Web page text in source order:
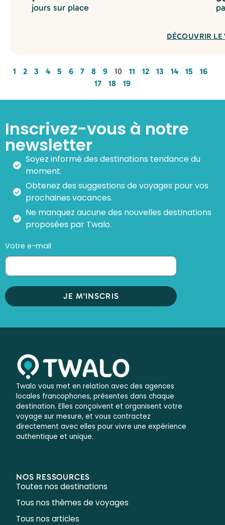
jours sur place
DÉCOUVRIR LE
1 2 3 4 5 6 7 8 9 10 11 12 13 14 15
16
17
18 19
Inscrivez-vous à notre
newsletter
Soyez informé des destinations tendance du
moment.
Obtenez des suggestions de voyages pour vos
prochaines vacances.
Ne manquez aucune des nouvelles destinations
proposées par Twalo.
Votre e-mail
JE M'INSCRIS
Twalo vous met en relation avec des agences
locales francophones, présentes dans chaque
destination. Elles conçoivent et organisent votre
voyage sur mesure, et vous contractez
directement avec elles pour vivre une expérience
authentique et unique.
NOS RESSOURCES
Toutes nos destinations
Tous nos thèmes de voyages
Tous nos articles